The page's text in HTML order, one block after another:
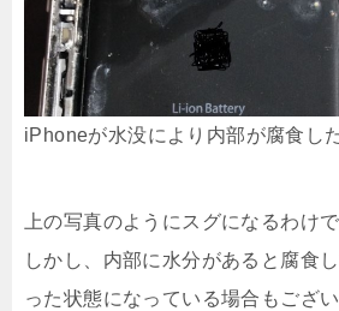
iPhoneが水没により内部が腐食し
上の写真のようにスグになるわけ
しかし、内部に水分があると腐食
った状態になっている場合もござい